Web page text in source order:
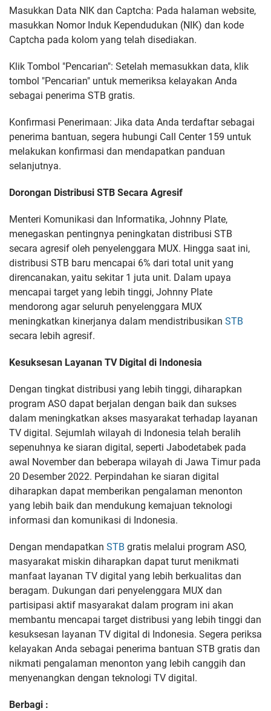
Masukkan Data NIK dan Captcha: Pada halaman website,
masukkan Nomor Induk Kependudukan (NIK) dan kode
Captcha pada kolom yang telah disediakan.
Klik Tombol "Pencarian": Setelah memasukkan data, klik
tombol "Pencarian" untuk memeriksa kelayakan Anda
sebagai penerima STB gratis.
Konfirmasi Penerimaan: Jika data Anda terdaftar sebagai
penerima bantuan, segera hubungi Call Center 159 untuk
melakukan konfirmasi dan mendapatkan panduan
selanjutnya.
Dorongan Distribusi STB Secara Agresif
Menteri Komunikasi dan Informatika, Johnny Plate,
menegaskan pentingnya peningkatan distribusi STB
secara agresif oleh penyelenggara MUX. Hingga saat ini,
distribusi STB baru mencapai 6% dari total unit yang
direncanakan, yaitu sekitar 1 juta unit. Dalam upaya
mencapai target yang lebih tinggi, Johnny Plate
mendorong agar seluruh penyelenggara MUX
meningkatkan kinerjanya dalam mendistribusikan STB
secara lebih agresif.
Kesuksesan Layanan TV Digital di Indonesia
Dengan tingkat distribusi yang lebih tinggi, diharapkan
program ASO dapat berjalan dengan baik dan sukses
dalam meningkatkan akses masyarakat terhadap layanan
TV digital. Sejumlah wilayah di Indonesia telah beralih
sepenuhnya ke siaran digital, seperti Jabodetabek pada
awal November dan beberapa wilayah di Jawa Timur pada
20 Desember 2022. Perpindahan ke siaran digital
diharapkan dapat memberikan pengalaman menonton
yang lebih baik dan mendukung kemajuan teknologi
informasi dan komunikasi di Indonesia.
Dengan mendapatkan STB gratis melalui program ASO,
masyarakat miskin diharapkan dapat turut menikmati
manfaat layanan TV digital yang lebih berkualitas dan
beragam. Dukungan dari penyelenggara MUX dan
partisipasi aktif masyarakat dalam program ini akan
membantu mencapai target distribusi yang lebih tinggi dan
kesuksesan layanan TV digital di Indonesia. Segera periksa
kelayakan Anda sebagai penerima bantuan STB gratis dan
nikmati pengalaman menonton yang lebih canggih dan
menyenangkan dengan teknologi TV digital.
Berbagi :